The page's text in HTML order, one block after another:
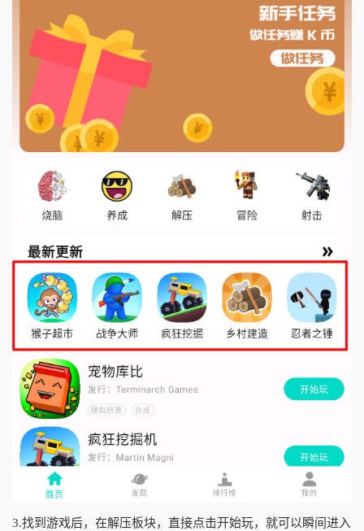
3.找到游戏后，在解压板块，直接点击开始玩，就可以瞬间进入